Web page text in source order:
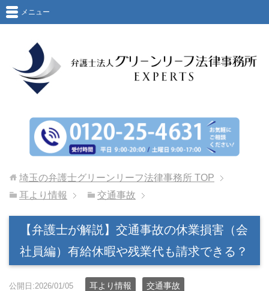
メニュー
埼玉の弁護士グリーンリーフ法律事務所 TOP
耳より情報
交通事故
【弁護士が解説】交通事故の休業損害（会
社員編）有給休暇や残業代も請求できる？
公開日:2026/01/05 耳より情報 交通事故